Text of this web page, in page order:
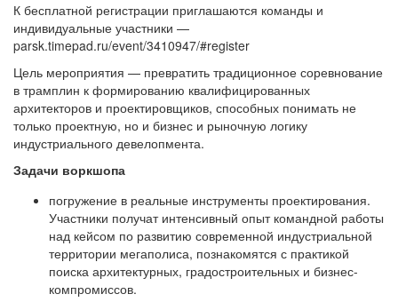
К бесплатной регистрации приглашаются команды и
индивидуальные участники —
parsk.timepad.ru/event/3410947/#register
Цель мероприятия — превратить традиционное соревнование
в трамплин к формированию квалифицированных
архитекторов и проектировщиков, способных понимать не
только проектную, но и бизнес и рыночную логику
индустриального девелопмента.
Задачи воркшопа
погружение в реальные инструменты проектирования.
Участники получат интенсивный опыт командной работы
над кейсом по развитию современной индустриальной
территории мегаполиса, познакомятся с практикой
поиска архитектурных, градостроительных и бизнес-
компромиссов.